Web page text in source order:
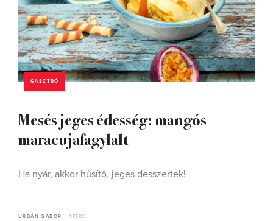
GASZTRÓ
Mesés jeges édesség: mangós
maracujafagylalt
Ha nyár, akkor hűsítő, jeges desszertek!
URBÁN GÁBOR 1 PERC